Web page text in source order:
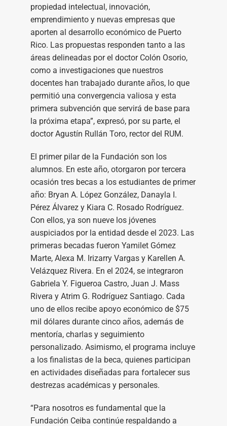
propiedad intelectual, innovación,
emprendimiento y nuevas empresas que
aporten al desarrollo económico de Puerto
Rico. Las propuestas responden tanto a las
áreas delineadas por el doctor Colón Osorio,
como a investigaciones que nuestros
docentes han trabajado durante años, lo que
permitió una convergencia valiosa y esta
primera subvención que servirá de base para
la próxima etapa”, expresó, por su parte, el
doctor Agustín Rullán Toro, rector del RUM.
El primer pilar de la Fundación son los
alumnos. En este año, otorgaron por tercera
ocasión tres becas a los estudiantes de primer
año: Bryan A. López González, Danayla I.
Pérez Álvarez y Kiara C. Rosado Rodríguez.
Con ellos, ya son nueve los jóvenes
auspiciados por la entidad desde el 2023. Las
primeras becadas fueron Yamilet Gómez
Marte, Alexa M. Irizarry Vargas y Karellen A.
Velázquez Rivera. En el 2024, se integraron
Gabriela Y. Figueroa Castro, Juan J. Mass
Rivera y Atrim G. Rodríguez Santiago. Cada
uno de ellos recibe apoyo económico de $75
mil dólares durante cinco años, además de
mentoría, charlas y seguimiento
personalizado. Asimismo, el programa incluye
a los finalistas de la beca, quienes participan
en actividades diseñadas para fortalecer sus
destrezas académicas y personales.
“Para nosotros es fundamental que la
Fundación Ceiba continúe respaldando a